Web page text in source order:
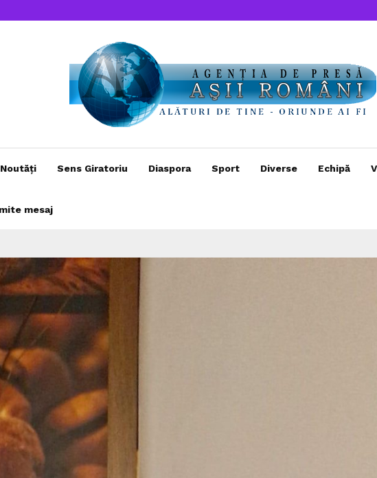
Noutăți Sens Giratoriu Diaspora Sport Diverse Echipă
mesaj